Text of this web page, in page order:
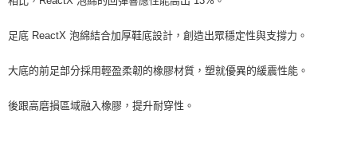
足底 ReactX 泡綿結合加厚鞋底設計，創造出眾穩定性與支撐力。
大底的前足部分採用輕盈柔韌的橡膠材質，塑就優異的緩震性能。
後跟高磨損區域融入橡膠，提升耐穿性。